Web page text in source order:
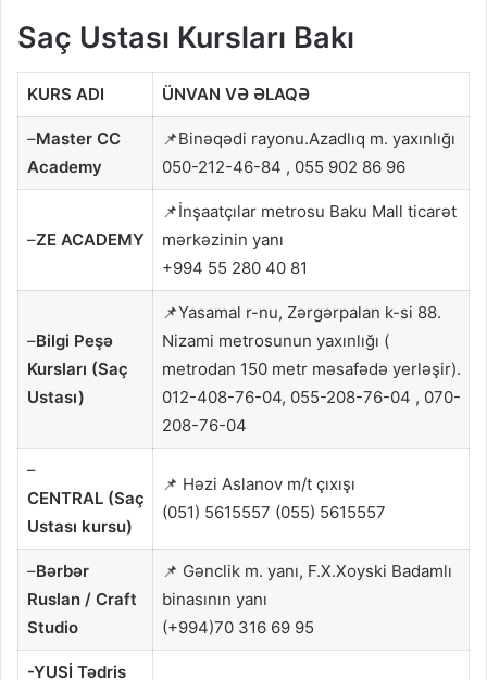
Saç Ustası Kursları Bakı
KURS ADI ÜNVAN VƏ ƏLAQƏ
–Master CC
Academy
📌Binəqədi rayonu.Azadlıq m. yaxınlığı
050-212-46-84 , 055 902 86 96
–ZE ACADEMY
📌İnşaatçılar metrosu Baku Mall ticarət
mərkəzinin yanı
+994 55 280 40 81
–Bilgi Peşə
Kursları (Saç
Ustası)
📌Yasamal r-nu, Zərgərpalan k-si 88.
Nizami metrosunun yaxınlığı (
metrodan 150 metr məsafədə yerləşir).
012-408-76-04, 055-208-76-04 , 070-
208-76-04
–
CENTRAL (Saç
Ustası kursu)
📌 Həzi Aslanov m/t çıxışı
(051) 5615557 (055) 5615557
–Bərbər
Ruslan / Craft
Studio
📌 Gənclik m. yanı, F.X.Xoyski Badamlı
binasının yanı
(+994)70 316 69 95
-YUSİ Tədris